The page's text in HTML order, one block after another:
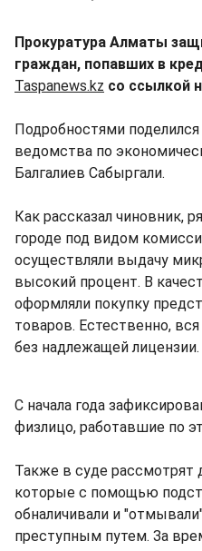
Прокуратура Алматы
граждан, попавших в
Taspanews.kz со ссылкой
Подробностями
ведомства по
Балгалиев Сабыргали.
Как рассказал чиновник,
городе под видом
осуществляли выдачу
высокий процент. В
оформляли покупку
товаров. Естественно,
без надлежащей лицензии.
С начала года
физлицо, работавшие по
Также в суде рассмотрят
которые с помощью
обналичивали и
преступным путем. За